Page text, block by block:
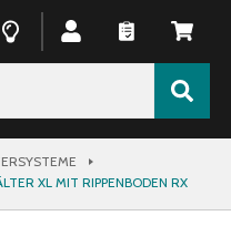
XL MIT RIPPENBODEN RX